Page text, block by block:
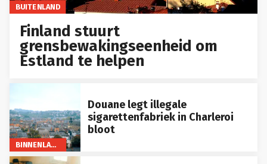
BUITENLAND
Finland stuurt
grensbewakingseenheid om
Estland te helpen
BINNENLAND
Douane legt illegale
sigarettenfabriek in Charleroi
bloot